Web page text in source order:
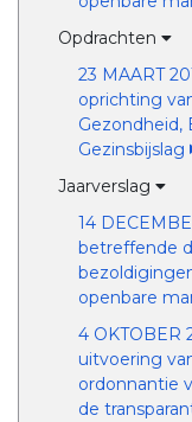
Opdrachten
23 MAART
oprichting
Gezondheid,
Gezinsbijslag
Jaarverslag
14
betreffende
openbare
4 OKTOBER
uitvoering
ordonnantie
de